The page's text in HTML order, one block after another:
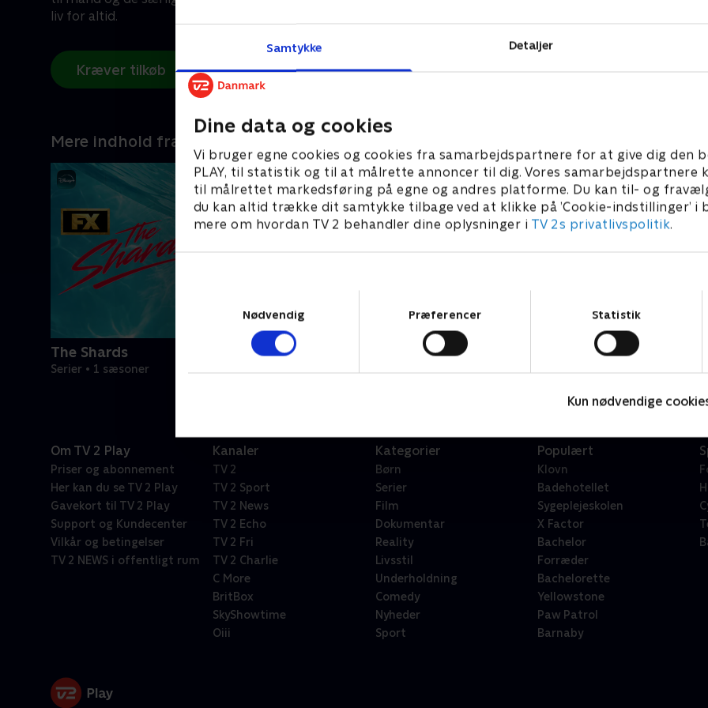
Samtykke Detaljer
Dine data og cookies
Vi bruger egne cookies og cookies fra samarbejdspartnere for at give dig den
PLAY, til statistik og til at målrette annoncer til dig. Vores samarbejdspartnere
til målrettet markedsføring på egne og andres platforme. Du kan til- og
du kan altid trække dit samtykke tilbage ved at klikke på ’Cookie-indstillinger’ i
mere om hvordan TV 2 behandler dine oplysninger i TV 2s privatlivspolitik.
Nødvendig
Præferencer Statistik
Kun nødvendige
liv for altid.
Kræver tilkøb
Mere indhold fra Disney+
The Shards
Serier • 1 sæsoner
Star Wars: Visions Presents - The Ninth Jedi
Om TV 2 Play
Priser og abonnement
Her kan du se TV 2 Play
Gavekort til TV 2 Play
Support og Kundecenter
Vilkår og betingelser
TV 2 NEWS i offentligt rum
Kanaler
TV 2
TV 2 Sport
TV 2 News
TV 2 Echo
TV 2 Fri
TV 2 Charlie
C More
BritBox
SkyShowtime
Oiii
Kategorier
Børn
Serier
Film
Dokumentar
Reality
Livsstil
Underholdning
Comedy
Nyheder
Sport
Populært
Klovn
Badehotellet
Sygeplejeskolen
X Factor
Bachelor
Forræder
Bachelorette
Yellowstone
Paw Patrol
Barnaby